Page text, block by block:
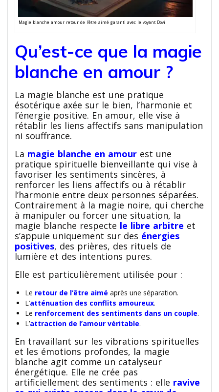
Magie blanche amour retour de l’être aimé garanti avec le voyant Dovi
Qu’est-ce que la magie
blanche en amour ?
La magie blanche est une pratique
ésotérique axée sur le bien, l’harmonie et
l’énergie positive. En amour, elle vise à
rétablir les liens affectifs sans manipulation
ni souffrance.
La magie blanche en amour est une
pratique spirituelle bienveillante qui vise à
favoriser les sentiments sincères, à
renforcer les liens affectifs ou à rétablir
l’harmonie entre deux personnes séparées.
Contrairement à la magie noire, qui cherche
à manipuler ou forcer une situation, la
magie blanche respecte le libre arbitre et
s’appuie uniquement sur des énergies
positives, des prières, des rituels de
lumière et des intentions pures.
Elle est particulièrement utilisée pour :
Le retour de l’être aimé après une séparation.
L’atténuation des conflits amoureux.
Le renforcement des sentiments dans un couple.
L’attraction de l’amour véritable.
En travaillant sur les vibrations spirituelles
et les émotions profondes, la magie
blanche agit comme un catalyseur
énergétique. Elle ne crée pas
artificiellement des sentiments : elle ravive